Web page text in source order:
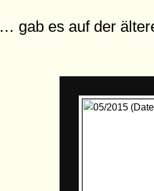
… gab es auf der